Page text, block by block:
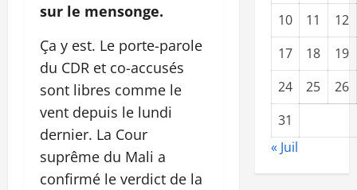
sur le mensonge.
Ça y est. Le porte-parole
du CDR et co-accusés
sont libres comme le
vent depuis le lundi
dernier. La Cour
suprême du Mali a
confirmé le verdict de la
10
11
12
17
18
19
24
25
26
31
« Juil